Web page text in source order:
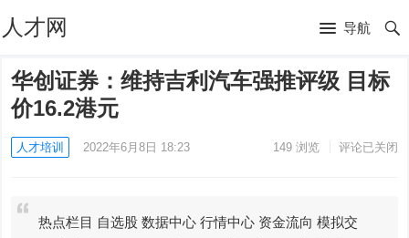
人才网 导航
华创证券：维持吉利汽车强推评级 目标
价16.2港元
人才培训 2022年6月8日 18:23 149浏览 评论已关闭
热点栏目 自选股 数据中心 行情中心 资金流向 模拟交